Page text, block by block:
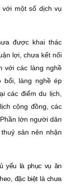
một số dịch vụ
được khai thác
lợi, chưa kết nối
với các làng nghề
bổi, làng nghề ép
các điểm du lịch,
cộng đồng, các
lớn người dân
sản nên nhận
yếu là phục vụ ăn
đặc biệt là chưa